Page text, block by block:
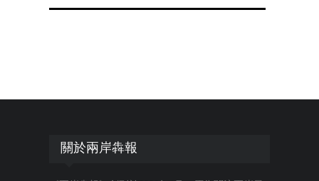
關於兩岸犇報